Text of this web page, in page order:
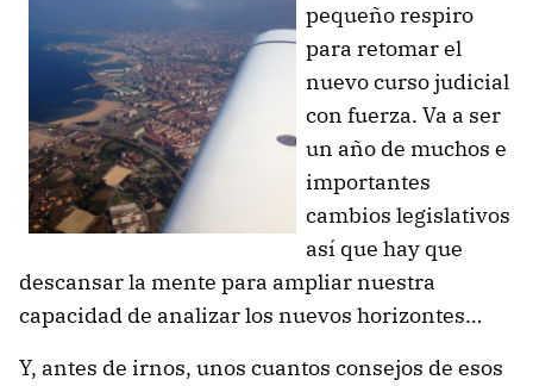
pequeño respiro
para retomar el
nuevo curso judicial
con fuerza. Va a ser
un año de muchos e
importantes
cambios legislativos
así que hay que
descansar la mente para ampliar nuestra
capacidad de analizar los nuevos horizontes…
Y, antes de irnos, unos cuantos consejos de esos